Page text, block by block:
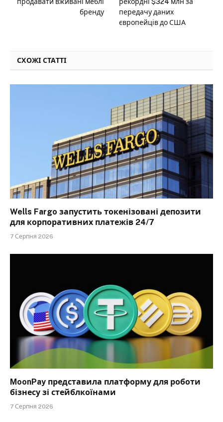
бренду
передачу даних
європейців до США
СХОЖІ СТАТТІ
Wells Fargo запустить токенізовані депозити
для корпоративних платежів 24/7
7 Серпня 2026
MoonPay представила платформу для роботи
бізнесу зі стейблкоїнами
7 Серпня 2026